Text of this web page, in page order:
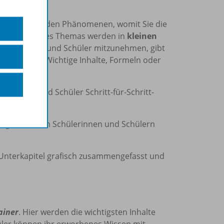
spannenden Phänomenen, womit Sie die
Inhalte jedes Themas werden in kleinen
und Schüler mitzunehmen, gibt
Wichtige Inhalte, Formeln oder
und Schüler Schritt-für-Schritt-
Schülerinnen und Schülern
grafisch zusammengefasst und
. Hier werden die wichtigsten Inhalte